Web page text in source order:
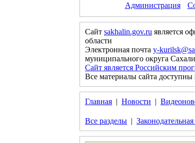
Администрация
Сайт sakhalin.gov.ru является
области
Электронная почта y-
муниципального округа
Сайт является Российским
Все материалы сайта
Главная | Новости |
Все разделы | Законодательная